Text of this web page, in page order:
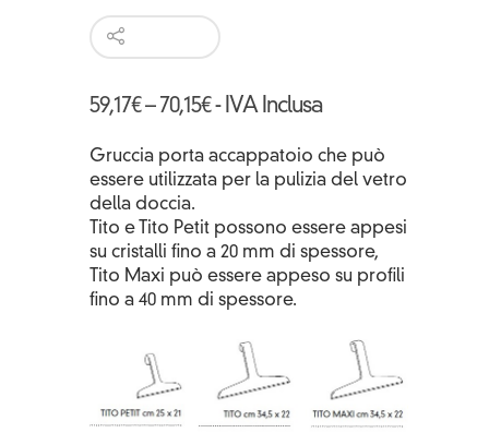
59,17€– 70,15€ - IVA Inclusa
Gruccia porta accappatoio che può
essere utilizzata per la pulizia del vetro
della doccia.
Tito e Tito Petit possono essere appesi
su cristalli fino a 20 mm di spessore,
Tito Maxi può essere appeso su profili
fino a 40 mm di spessore.